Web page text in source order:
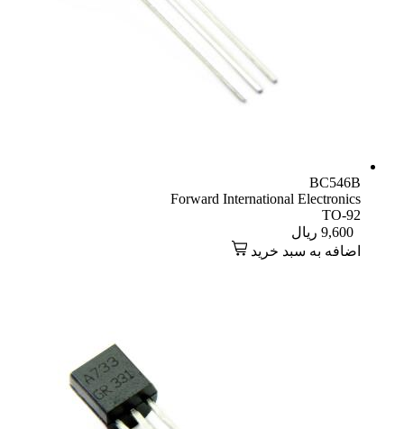
BC546B
Forward International Electronics
TO-92
9,600 ریال
اضافه به سبد خرید